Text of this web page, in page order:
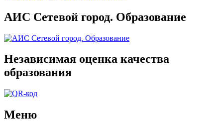
АИС Сетевой город. Образование
Независимая оценка качества
образования
Меню